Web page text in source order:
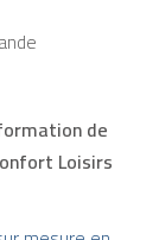
de
Loisirs